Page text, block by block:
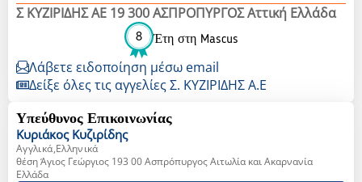
Σ ΚΥΖΙΡΙΔΗΣ ΑΕ 19 300 ΑΣΠΡΟΠΥΡΓΟΣ Αττική Ελλάδα
8 Έτη στη Mascus
Λάβετε ειδοποίηση μέσω email
Δείξε όλες τις αγγελίες Σ. ΚΥΖΙΡΙΔΗΣ Α.Ε
Υπεύθυνος Επικοινωνίας
Κυριάκος Κυζιρίδης
Αγγλικά,Ελληνικά
θέση Άγιος Γεώργιος 193 00 Ασπρόπυργος Αιτωλία και Ακαρνανία
Ελλάδα